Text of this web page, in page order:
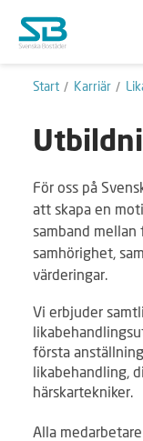
Start Karriär
För oss på
att skapa en
samband mellan
samhörighet,
värderingar.
Vi erbjuder
första
likabehandling,
härskartekniker.
Alla